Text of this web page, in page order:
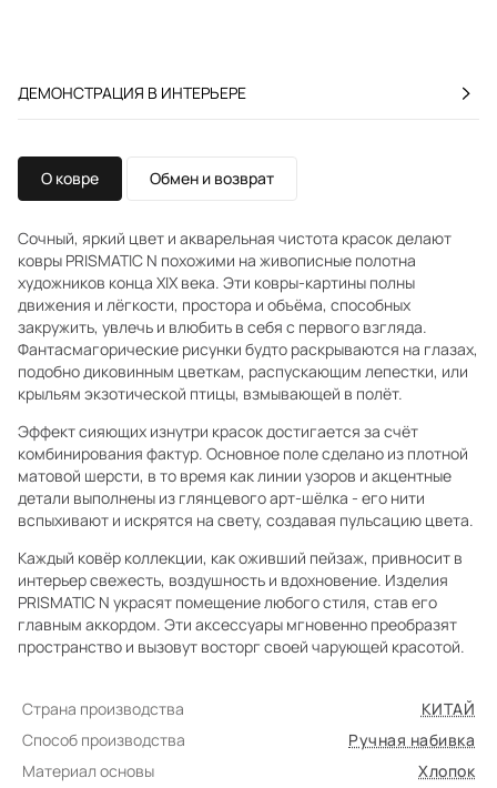
ДЕМОНСТРАЦИЯ В ИНТЕРЬЕРЕ
О ковре Обмен и возврат
Сочный, яркий цвет и акварельная чистота красок делают
ковры PRISMATIC N похожими на живописные полотна
художников конца XIX века. Эти ковры-картины полны
движения и лёгкости, простора и объёма, способных
закружить, увлечь и влюбить в себя с первого взгляда.
Фантасмагорические рисунки будто раскрываются на глазах,
подобно диковинным цветкам, распускающим лепестки, или
крыльям экзотической птицы, взмывающей в полёт.
Эффект сияющих изнутри красок достигается за счёт
комбинирования фактур. Основное поле сделано из плотной
матовой шерсти, в то время как линии узоров и акцентные
детали выполнены из глянцевого арт-шёлка - его нити
вспыхивают и искрятся на свету, создавая пульсацию цвета.
Каждый ковёр коллекции, как оживший пейзаж, привносит в
интерьер свежесть, воздушность и вдохновение. Изделия
PRISMATIC N украсят помещение любого стиля, став его
главным аккордом. Эти аксессуары мгновенно преобразят
пространство и вызовут восторг своей чарующей красотой.
Страна производства
КИТАЙ
Способ производства
Ручная набивка
Материал основы
Хлопок